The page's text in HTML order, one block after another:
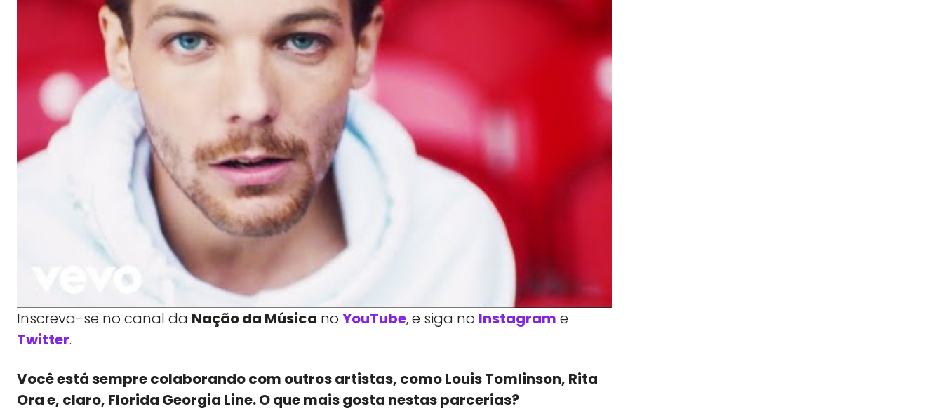
Inscreva-se no canal da Nação da Música no YouTube, e siga no Instagram e
Twitter.
Você está sempre colaborando com outros artistas, como Louis Tomlinson, Rita
Ora e, claro, Florida Georgia Line. O que mais gosta nestas parcerias?